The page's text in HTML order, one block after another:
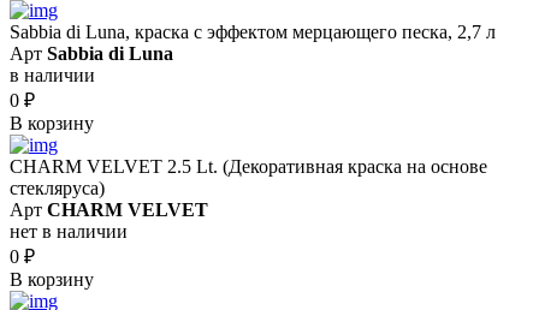
Sabbia di Luna, краска с эффектом мерцающего песка, 2,7 л
Арт Sabbia di Luna
в наличии
0 ₽
В корзину
CHARM VELVET 2.5 Lt. (Декоративная краска на основе
стекляруса)
Арт CHARM VELVET
нет в наличии
0 ₽
В корзину